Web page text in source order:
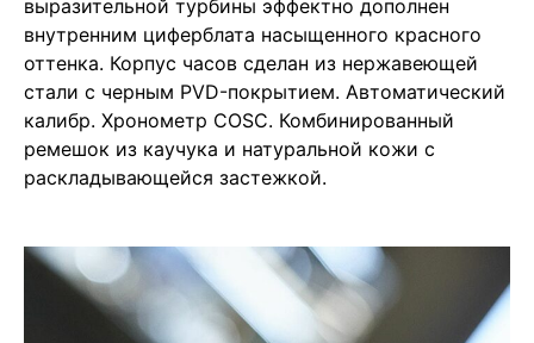
выразительной турбины эффектно дополнен
внутренним циферблата насыщенного красного
оттенка. Корпус часов сделан из нержавеющей
стали с черным PVD-покрытием. Автоматический
калибр. Хронометр COSC. Комбинированный
ремешок из каучука и натуральной кожи с
раскладывающейся застежкой.